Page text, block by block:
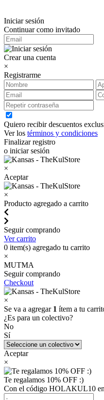
Iniciar sesión
Continuar como invitado
Crear una cuenta
×
Registrarme
Quiero recibir descuentos
Ver los términos y condiciones
Finalizar registro
o iniciar sesión
×
Aceptar
×
Producto agregado a carrito
Seguir comprando
Ver carrito
0 item(s) agregado tu carrito
×
MUTMA
Seguir comprando
Checkout
×
Se va a agregar 1 ítem a tu
¿Es para un colectivo?
No
Sí
Aceptar
×
Te regalamos 10% OFF :)
Con el código HOLAKUL10